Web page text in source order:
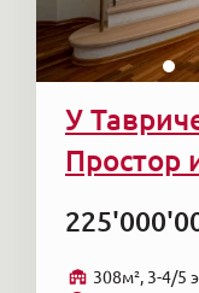
У
Простор
308м², 3-4/5